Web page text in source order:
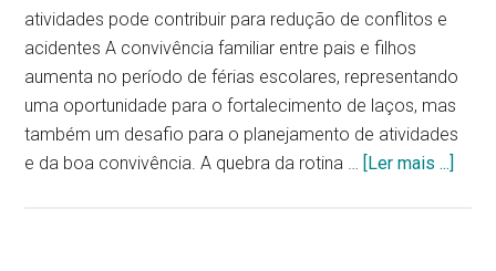
atividades pode contribuir para redução de conflitos e
acidentes A convivência familiar entre pais e filhos
aumenta no período de férias escolares, representando
uma oportunidade para o fortalecimento de laços, mas
também um desafio para o planejamento de atividades
e da boa convivência. A quebra da rotina …
[Ler mais ...]